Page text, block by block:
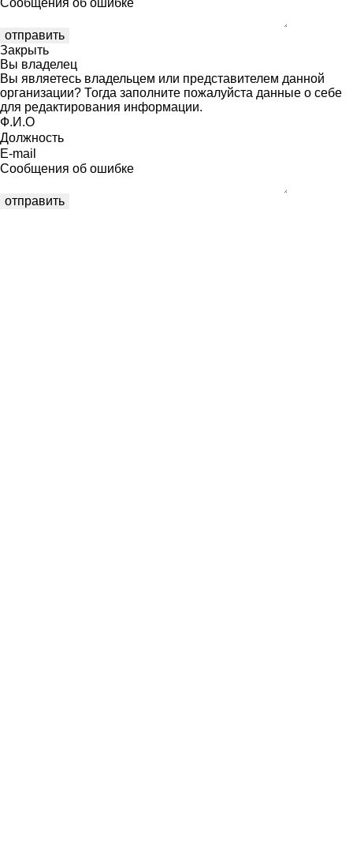
Сообщения об ошибке
Закрыть
Вы владелец
Вы являетесь владельцем или представителем данной
организации? Тогда заполните пожалуйста данные о себе
для редактирования информации.
Ф.И.О
Должность
E-mail
Сообщения об ошибке